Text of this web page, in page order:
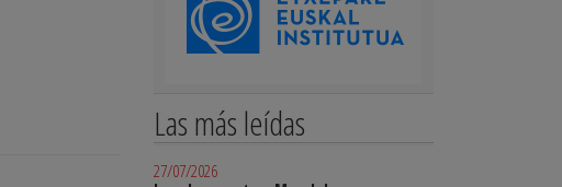
Las más leídas
27/07/2026